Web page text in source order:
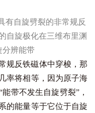
有自旋劈裂的非常规反
自旋极化在三维布里渊
分辨能带
规反铁磁体中穿梭，那
率将相等，因为原子海
带不发生自旋劈裂”，
的能量等于它位于自旋